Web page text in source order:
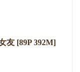
友 [89P 392M]